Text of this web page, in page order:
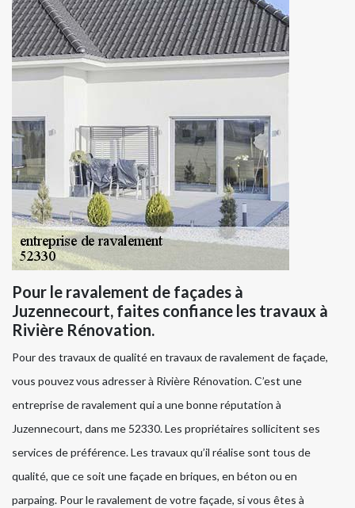
Pour le ravalement de façades à
Juzennecourt, faites confiance les travaux à
Rivière Rénovation.
Pour des travaux de qualité en travaux de ravalement de façade,
vous pouvez vous adresser à Rivière Rénovation. C’est une
entreprise de ravalement qui a une bonne réputation à
Juzennecourt, dans me 52330. Les propriétaires sollicitent ses
services de préférence. Les travaux qu’il réalise sont tous de
qualité, que ce soit une façade en briques, en béton ou en
parpaing. Pour le ravalement de votre façade, si vous êtes à